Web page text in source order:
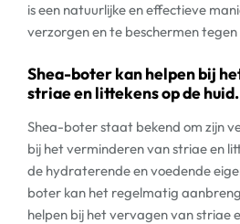
is een natuurlijke en effectieve
verzorgen en te beschermen
Shea-boter kan helpen bij
striae en littekens op de huid.
Shea-boter staat bekend om zijn
bij het verminderen van striae en
de hydraterende en voedende
boter kan het regelmatig
helpen bij het vervagen van striae